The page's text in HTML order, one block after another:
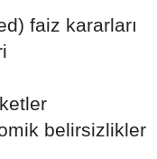
faiz kararları
belirsizlikler